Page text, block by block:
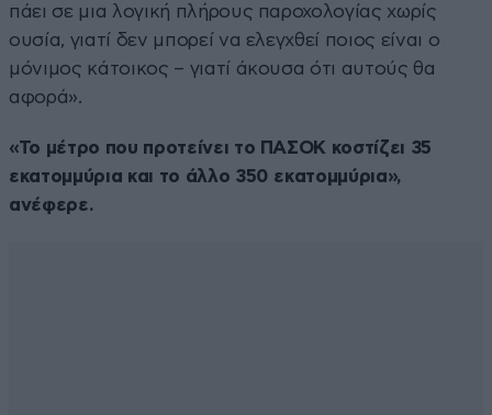
πάει σε μια λογική πλήρους παροχολογίας χωρίς
ουσία, γιατί δεν μπορεί να ελεγχθεί ποιος είναι ο
μόνιμος κάτοικος – γιατί άκουσα ότι αυτούς θα
αφορά».
«Το μέτρο που προτείνει το ΠΑΣΟΚ κοστίζει 35
εκατομμύρια και το άλλο 350 εκατομμύρια»,
ανέφερε.